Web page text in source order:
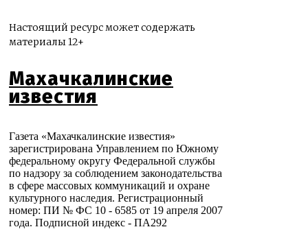
Настоящий ресурс может содержать
материалы 12+
Махачкалинские
известия
Газета «Махачкалинские известия»
зарегистрирована Управлением по Южному
федеральному округу Федеральной службы
по надзору за соблюдением законодательства
в сфере массовых коммуникаций и охране
культурного наследия. Регистрационный
номер: ПИ № ФС 10 - 6585 от 19 апреля 2007
года. Подписной индекс - ПА292